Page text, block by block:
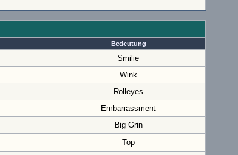
Bedeutung
Smilie
Wink
Rolleyes
Embarrassment
Big Grin
Top